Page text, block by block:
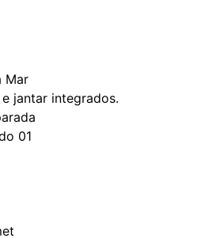
Mar
jantar integrados.
01